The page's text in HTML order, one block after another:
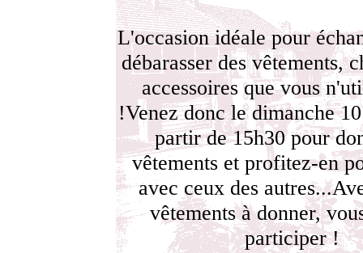
L'occasion idéale pour
débarasser des vêtements,
accessoires que vous
!Venez donc le dimanche
partir de 15h30 pour
vêtements et profitez-en
avec ceux des
vêtements à donner,
participer !